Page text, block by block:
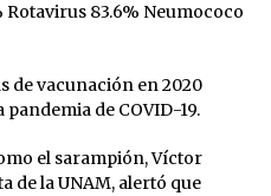
Rotavirus 83.6% Neumococo
de vacunación en 2020
de COVID-19.
el sarampión, Víctor
de la UNAM, alertó que